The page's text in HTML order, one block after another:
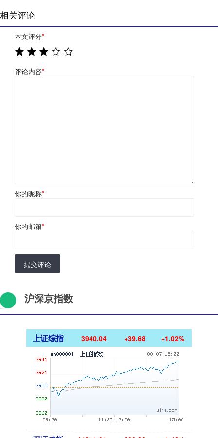
相关评论
本文评分*
评论内容*
你的昵称*
你的邮箱*
提交评论
沪深京指数
上证综指 3940.04 +39.68 +1.02%